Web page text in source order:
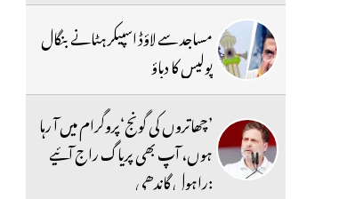
مساجد سے لاؤڈ اسپیکر ہٹانے بنگال
پولیس کا دباؤ
’چھاتروں کی گونج‘پروگرام میں آ رہا
ہوں، آپ بھی پریاگ راج آئیے
:راہول گاندھی